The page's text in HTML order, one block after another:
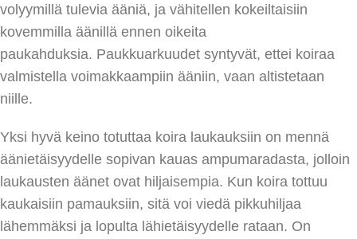
volyymillä tulevia ääniä, ja vähitellen kokeiltaisiin
kovemmilla äänillä ennen oikeita
paukahduksia. Paukkuarkuudet syntyvät, ettei koiraa
valmistella voimakkaampiin ääniin, vaan altistetaan
niille.
Yksi hyvä keino totuttaa koira laukauksiin on mennä
äänietäisyydelle sopivan kauas ampumaradasta, jolloin
laukausten äänet ovat hiljaisempia. Kun koira tottuu
kaukaisiin pamauksiin, sitä voi viedä pikkuhiljaa
lähemmäksi ja lopulta lähietäisyydelle rataan. On